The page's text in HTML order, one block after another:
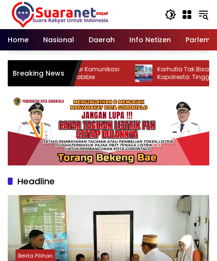
Langsung
konten
Home
Nasional Daerah Info Netizen
Breaking News
Dambea Buka Jalur Komunikasi
Lewat Rusli Habibie
‎Karhutla Tak Bisa
Kapolresta: Tinggalkan
Headline
Berita Pilihan